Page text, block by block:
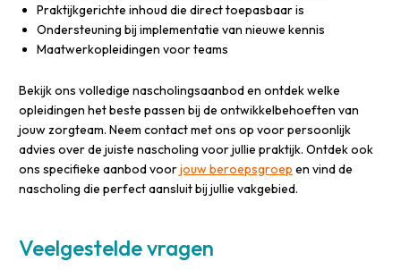
Praktijkgerichte inhoud die direct toepasbaar is
Ondersteuning bij implementatie van nieuwe kennis
Maatwerkopleidingen voor teams
Bekijk ons volledige nascholingsaanbod en ontdek welke
opleidingen het beste passen bij de ontwikkelbehoeften van
jouw zorgteam. Neem contact met ons op voor persoonlijk
advies over de juiste nascholing voor jullie praktijk. Ontdek ook
ons specifieke aanbod voorjouw beroepsgroep en vind de
nascholing die perfect aansluit bij jullie vakgebied.
Veelgestelde vragen